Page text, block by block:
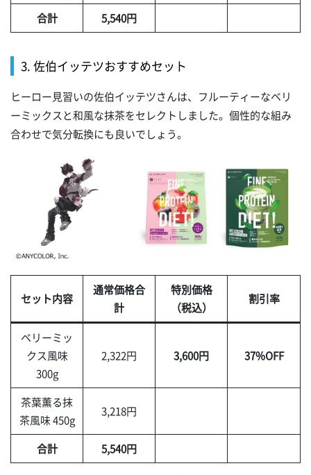
合計 5,540円
3. 佐伯イッテツおすすめセット
ヒーロー見習いの佐伯イッテツさんは、フルーティーなベリ
ーミックスと和風な抹茶をセレクトしました。個性的な組み
合わせで気分転換にも良いでしょう。
セット内容
通常価格合
計
特別価格
（税込）
割引率
ベリーミッ
クス風味
300g
2,322円 3,600円 37%OFF
茶葉薫る抹
茶風味 450g
3,218円
合計 5,540円